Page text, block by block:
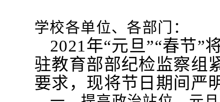
学校各单位、各部门：
2021年“元旦”“春节”
驻教育部部纪检监察组
要求，现将节日期间严